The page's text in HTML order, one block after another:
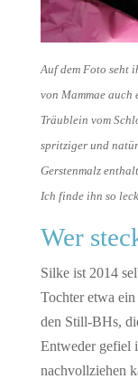
Auf dem Foto seht
von Mammae auch
Träublein vom
spritziger und
Gerstenmalz
Ich finde ihn so
Wer
Silke ist 2014
Tochter etwa
den Still-BHs,
Entweder gefiel
nachvollziehen